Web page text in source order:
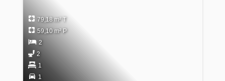
79,18 m² T
59,10 m² P
2
2
1
1